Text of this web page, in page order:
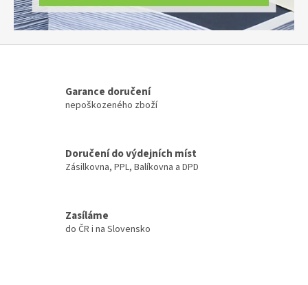
Garance doručení
nepoškozeného zboží
Doručení do výdejních míst
Zásilkovna, PPL, Balíkovna a DPD
Zasíláme
do ČR i na Slovensko